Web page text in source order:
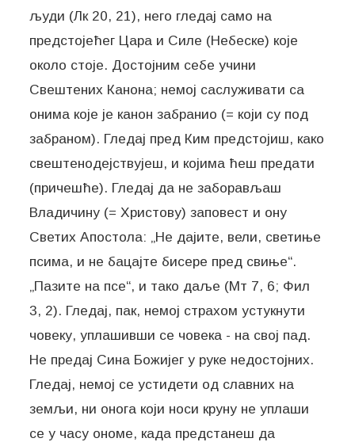
људи (Лк 20, 21), него гледај само на
предстојећег Цара и Силе (Небеске) које
около стоје. Достојним себе учини
Свештених Канона; немој саслуживати са
онима које је канон забранио (= који су под
забраном). Гледај пред Ким предстојиш, како
свештенодејствујеш, и којима ћеш предати
(причешће). Гледај да не заборављаш
Владичину (= Христову) заповест и ону
Светих Апостола: „Не дајите, вели, светиње
псима, и не бацајте бисере пред свиње“.
„Пазите на псе“, и тако даље (Мт 7, 6; Фил
3, 2). Гледај, пак, немој страхом устукнути
човеку, уплашивши се човека - на свој пад.
Не предај Сина Божијег у руке недостојних.
Гледај, немој се устидети од славних на
земљи, ни онога који носи круну не уплаши
се у часу ономе, када предстанеш да